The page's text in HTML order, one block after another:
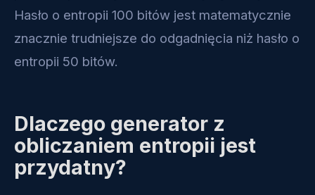
Hasło o entropii 100 bitów jest matematycznie
znacznie trudniejsze do odgadnięcia niż hasło o
entropii 50 bitów.
Dlaczego generator z
obliczaniem entropii jest
przydatny?